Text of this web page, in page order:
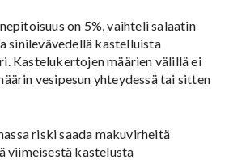
on 5%, vaihteli salaatin
sinilevävedellä kastelluista
Kastelukertojen määrien välillä ei
vesipesun yhteydessä tai sitten
riski saada makuvirheitä
viimeisestä kastelusta